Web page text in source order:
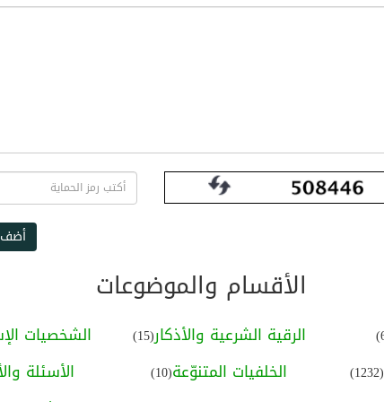
الأقسام والموضوعات
الرقية الشرعية والأذكار(15) الشخصيات
(1232) الخلفيات المتنوّعة(10) الأسئلة